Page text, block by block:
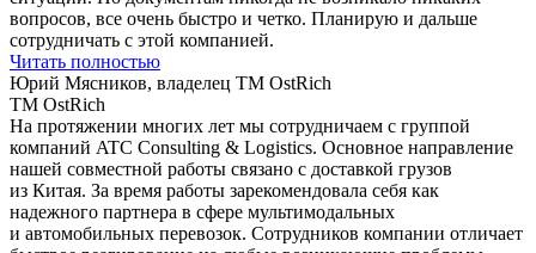
вопросов, все очень быстро и четко. Планирую и дальше
сотрудничать c этой компанией.
Читать полностью
Юрий Мясников, владелец ТМ OstRich
ТМ OstRich
На протяжении многих лет мы сотрудничаем с группой
компаний ATC Consulting & Logistics. Основное направление
нашей совместной работы связано с доставкой грузов
из Китая. За время работы зарекомендовала себя как
надежного партнера в сфере мультимодальных
и автомобильных перевозок. Сотрудников компании отличает